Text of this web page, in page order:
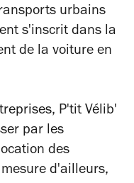
urbains
s'inscrit dans la
de la voiture en
P'tit Vélib'
par les
des
d'ailleurs,